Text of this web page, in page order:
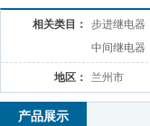
相关类目： 步进继电器
中间继电器
地区： 兰州市
产品展示